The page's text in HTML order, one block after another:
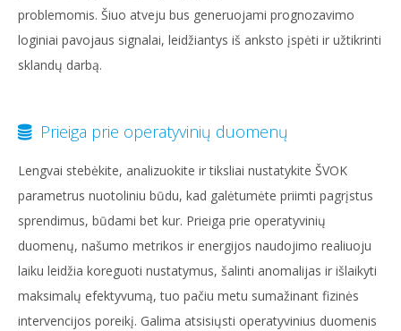
problemomis. Šiuo atveju bus generuojami prognozavimo
loginiai pavojaus signalai, leidžiantys iš anksto įspėti ir užtikrinti
sklandų darbą.
Prieiga prie operatyvinių duomenų
Lengvai stebėkite, analizuokite ir tiksliai nustatykite ŠVOK
parametrus nuotoliniu būdu, kad galėtumėte priimti pagrįstus
sprendimus, būdami bet kur. Prieiga prie operatyvinių
duomenų, našumo metrikos ir energijos naudojimo realiuoju
laiku leidžia koreguoti nustatymus, šalinti anomalijas ir išlaikyti
maksimalų efektyvumą, tuo pačiu metu sumažinant fizinės
intervencijos poreikį. Galima atsisiųsti operatyvinius duomenis